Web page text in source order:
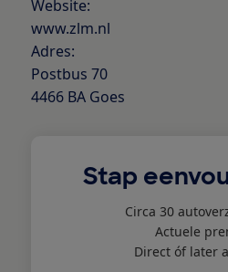
Website:
www.zlm.nl
Adres:
Postbus 70
4466 BA Goes
Stap
Circa 30
Actuele
Direct óf later